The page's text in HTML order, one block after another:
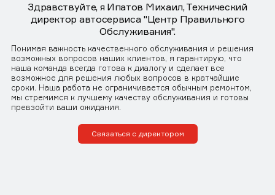
Здравствуйте, я Ипатов Михаил, Технический
директор автосервиса "Центр Правильного
Обслуживания".
Понимая важность качественного обслуживания и решения
возможных вопросов наших клиентов, я гарантирую, что
наша команда всегда готова к диалогу и сделает все
возможное для решения любых вопросов в кратчайшие
сроки. Наша работа не ограничивается обычным ремонтом,
мы стремимся к лучшему качеству обслуживания и готовы
превзойти ваши ожидания.
Связаться с директором